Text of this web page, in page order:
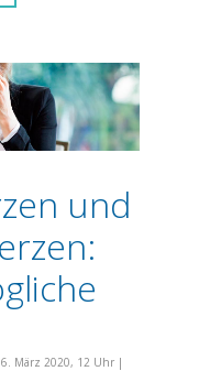
und
März 2020, 12 Uhr |